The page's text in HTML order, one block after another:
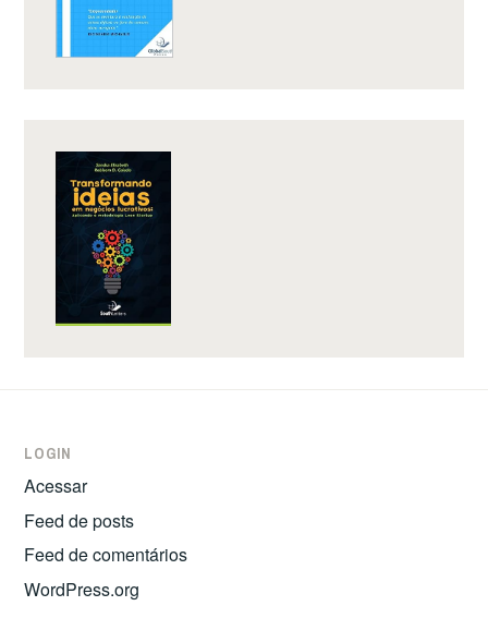
LOGIN
Acessar
Feed de posts
Feed de comentários
WordPress.org